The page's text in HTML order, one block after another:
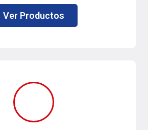
Ver Productos